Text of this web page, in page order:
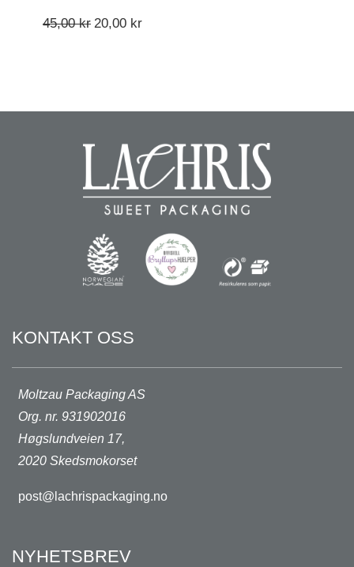
45,00kr Opprinnelig
20,00 krNåværende
KONTAKT OSS
Moltzau Packaging AS
Org. nr. 931902016
Høgslundveien 17,
2020 Skedsmokorset
post@lachrispackaging.no
NYHETSBREV